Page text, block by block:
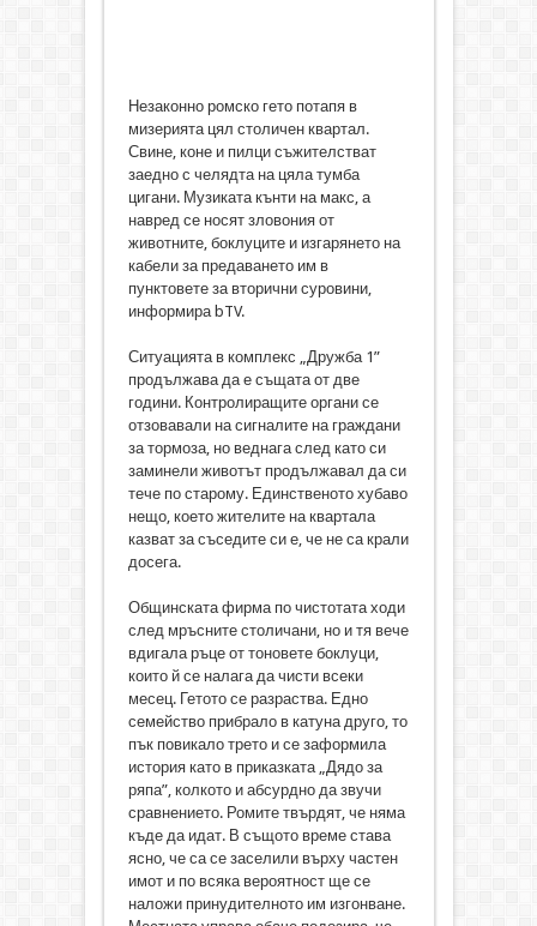
Незаконно ромско гето потапя в
мизерията цял столичен квартал.
Свине, коне и пилци съжителстват
заедно с челядта на цяла тумба
цигани. Музиката кънти на макс, а
навред се носят зловония от
животните, боклуците и изгарянето на
кабели за предаването им в
пунктовете за вторични суровини,
информира bTV.
Ситуацията в комплекс „Дружба 1”
продължава да е същата от две
години. Контролиращите органи се
отзовавали на сигналите на граждани
за тормоза, но веднага след като си
заминели животът продължавал да си
тече по старому. Единственото хубаво
нещо, което жителите на квартала
казват за съседите си е, че не са крали
досега.
Общинската фирма по чистотата ходи
след мръсните столичани, но и тя вече
вдигала ръце от тоновете боклуци,
които й се налага да чисти всеки
месец. Гетото се разраства. Едно
семейство прибрало в катуна друго, то
пък повикало трето и се заформила
история като в приказката „Дядо за
ряпа”, колкото и абсурдно да звучи
сравнението. Ромите твърдят, че няма
къде да идат. В същото време става
ясно, че са се заселили върху частен
имот и по всяка вероятност ще се
наложи принудителното им изгонване.